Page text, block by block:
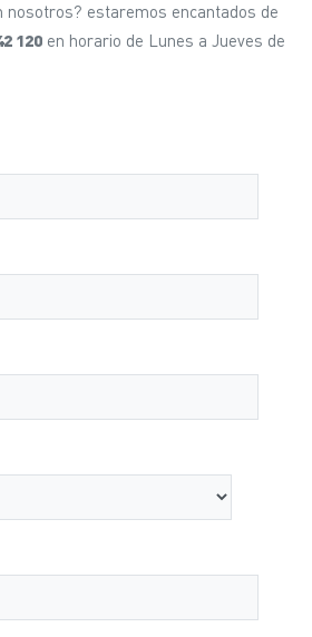
nosotros? estaremos encantados de
120 en horario de Lunes a Jueves de